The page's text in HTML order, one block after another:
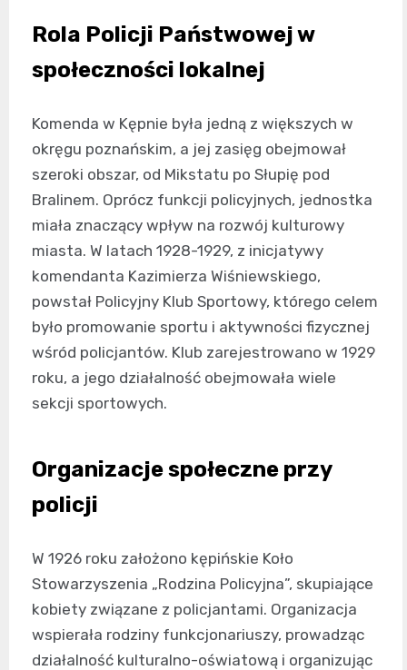
Rola Policji Państwowej w
społeczności lokalnej
Komenda w Kępnie była jedną z większych w
okręgu poznańskim, a jej zasięg obejmował
szeroki obszar, od Mikstatu po Słupię pod
Bralinem. Oprócz funkcji policyjnych, jednostka
miała znaczący wpływ na rozwój kulturowy
miasta. W latach 1928-1929, z inicjatywy
komendanta Kazimierza Wiśniewskiego,
powstał Policyjny Klub Sportowy, którego celem
było promowanie sportu i aktywności fizycznej
wśród policjantów. Klub zarejestrowano w 1929
roku, a jego działalność obejmowała wiele
sekcji sportowych.
Organizacje społeczne przy
policji
W 1926 roku założono kępińskie Koło
Stowarzyszenia „Rodzina Policyjna”, skupiające
kobiety związane z policjantami. Organizacja
wspierała rodziny funkcjonariuszy, prowadząc
działalność kulturalno-oświatową i organizując